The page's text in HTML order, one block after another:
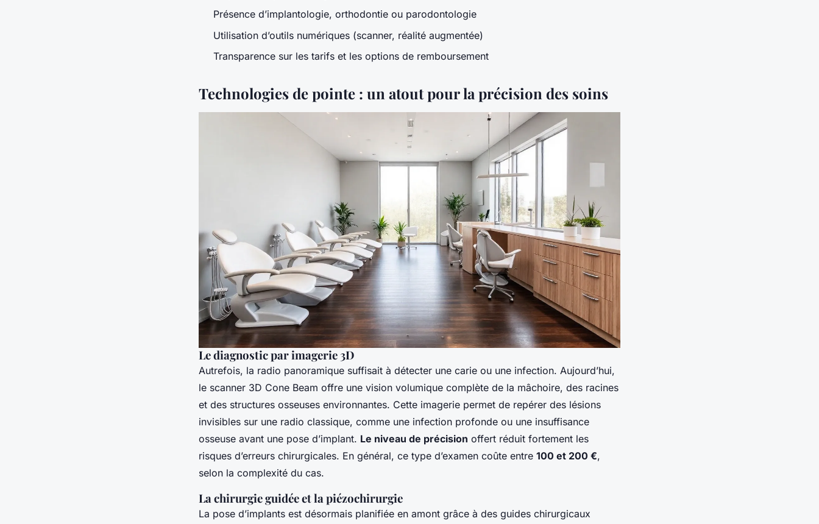
Présence d’implantologie, orthodontie ou parodontologie
Utilisation d’outils numériques (scanner, réalité augmentée)
Transparence sur les tarifs et les options de remboursement
Technologies de pointe : un atout pour la précision des soins
Le diagnostic par imagerie 3D
Autrefois, la radio panoramique suffisait à détecter une carie ou une infection. Aujourd’hui,
le scanner 3D Cone Beam offre une vision volumique complète de la mâchoire, des racines
et des structures osseuses environnantes. Cette imagerie permet de repérer des lésions
invisibles sur une radio classique, comme une infection profonde ou une insuffisance
osseuse avant une pose d’implant. Le niveau de précision offert réduit fortement les
risques d’erreurs chirurgicales. En général, ce type d’examen coûte entre 100 et 200 €,
selon la complexité du cas.
La chirurgie guidée et la piézochirurgie
La pose d’implants est désormais planifiée en amont grâce à des guides chirurgicaux